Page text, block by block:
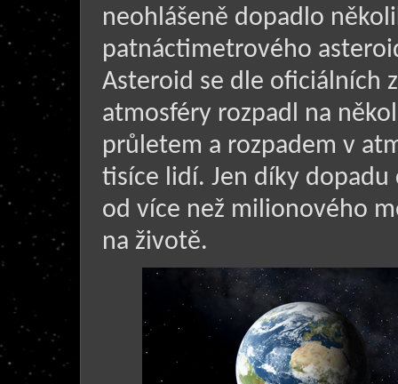
neohlášeně dopadlo
patnáctimetrového
Asteroid se dle oficiálních
atmosféry rozpadl na
průletem a rozpadem v
tisíce lidí. Jen díky
od více než milionového
na životě.